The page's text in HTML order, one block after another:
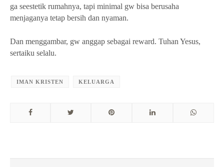
ga seestetik rumahnya, tapi minimal gw bisa berusaha
menjaganya tetap bersih dan nyaman.
Dan menggambar, gw anggap sebagai reward. Tuhan Yesus,
sertaiku selalu.
IMAN KRISTEN KELUARGA